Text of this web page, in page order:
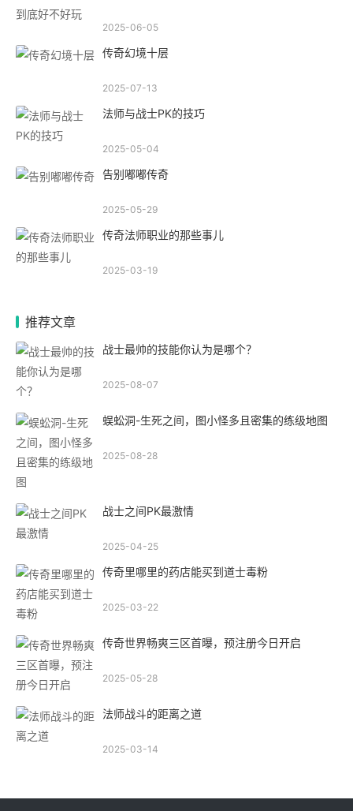
2025-06-05
传奇幻境十层
2025-07-13
法师与战士PK的技巧
2025-05-04
告别嘟嘟传奇
2025-05-29
传奇法师职业的那些事儿
2025-03-19
推荐文章
战士最帅的技能你认为是哪个？
2025-08-07
蜈蚣洞-生死之间，图小怪多且密集的练级地图
2025-08-28
战士之间PK最激情
2025-04-25
传奇里哪里的药店能买到道士毒粉
2025-03-22
传奇世界畅爽三区首曝，预注册今日开启
2025-05-28
法师战斗的距离之道
2025-03-14